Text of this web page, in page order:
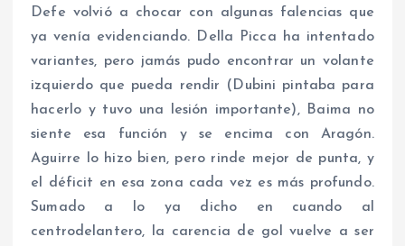
Defe volvió a chocar con algunas falencias que
ya venía evidenciando. Della Picca ha intentado
variantes, pero jamás pudo encontrar un volante
izquierdo que pueda rendir (Dubini pintaba para
hacerlo y tuvo una lesión importante), Baima no
siente esa función y se encima con Aragón.
Aguirre lo hizo bien, pero rinde mejor de punta, y
el déficit en esa zona cada vez es más profundo.
Sumado a lo ya dicho en cuando al
centrodelantero, la carencia de gol vuelve a ser